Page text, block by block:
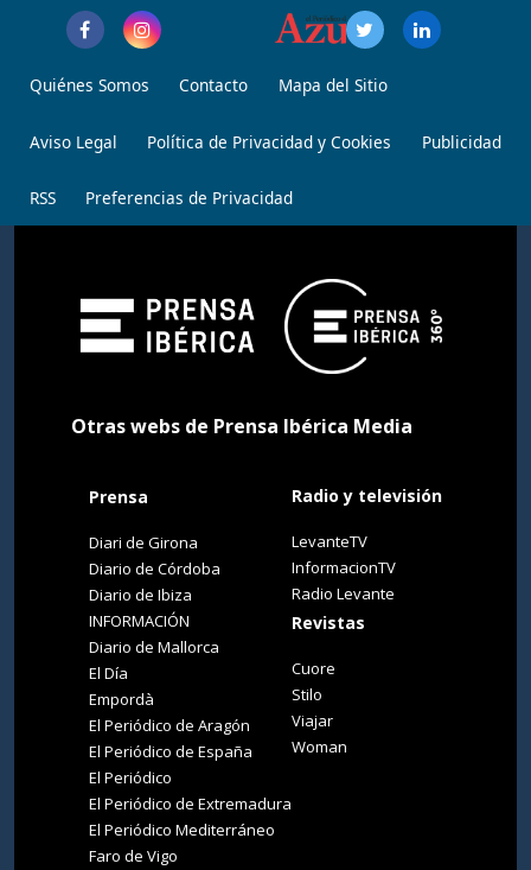
Quiénes Somos Contacto Mapa del Sitio
Aviso Legal Política de Privacidad y Cookies Publicidad
RSS Preferencias de Privacidad
Otras webs de Prensa Ibérica Media
Prensa
Diari de Girona
Diario de Córdoba
Diario de Ibiza
INFORMACIÓN
Diario de Mallorca
El Día
Empordà
El Periódico de Aragón
El Periódico de España
El Periódico
El Periódico de Extremadura
El Periódico Mediterráneo
Faro de Vigo
Radio y televisión
LevanteTV
InformacionTV
Radio Levante
Revistas
Cuore
Stilo
Viajar
Woman